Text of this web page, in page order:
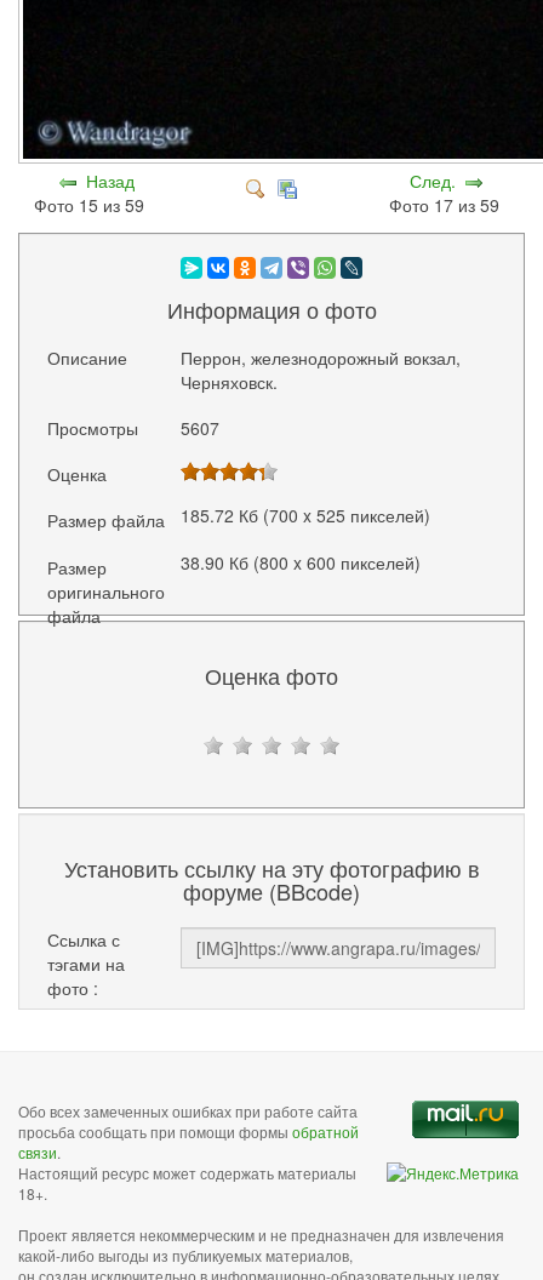
Назад
Фото 15 из 59
След.
Фото 17 из 59
Информация о фото
Описание
Перрон, железнодорожный вокзал,
Черняховск.
Просмотры
5607
Оценка
Размер файла
185.72 Кб (700 x 525 пикселей)
Размер
оригинального
файла
38.90 Кб (800 x 600 пикселей)
Оценка фото
Установить ссылку на эту фотографию в
форуме (BBcode)
Ссылка с
тэгами на
фото :
Обо всех замеченных ошибках при работе сайта
просьба сообщать при помощи формы обратной
связи.
Настоящий ресурс может содержать материалы
18+.
Проект является некоммерческим и не предназначен для извлечения
какой-либо выгоды из публикуемых материалов,